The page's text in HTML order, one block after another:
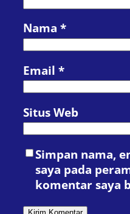
Nama *
Email *
Situs Web
Simpan nama,
saya pada
komentar saya